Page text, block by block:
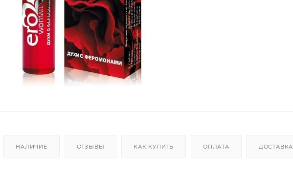
НАЛИЧИЕ ОТЗЫВЫ КАК КУПИТЬ ОПЛАТА ДОСТАВКА